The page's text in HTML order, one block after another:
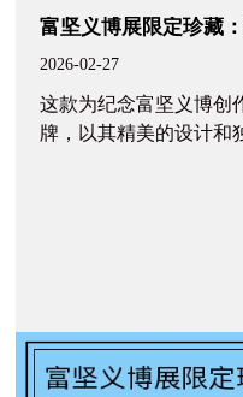
富坚义博展限定珍藏
2026-02-27
这款为纪念富坚义博创
牌，以其精美的设计和